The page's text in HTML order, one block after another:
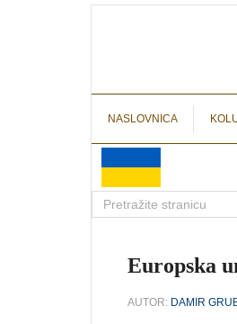
NASLOVNICA
Europska
AUTOR: DAMIR